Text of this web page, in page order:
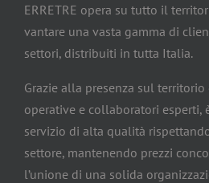
ERRETRE opera su tutto il
vantare una vasta gamma di
settori, distribuiti in tutta Italia.
Grazie alla presenza sul territorio
operative e collaboratori esperti,
servizio di alta qualità
settore, mantenendo prezzi
l’unione di una solida